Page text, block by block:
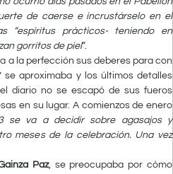
de caerse e incrustárselo en el
“espíritus prácticos- teniendo en
gorritos de piel“.
a la perfección sus deberes para con
se aproximaba y los últimos detalles
diario no se escapó de sus fueros
en su lugar. A comienzos de enero
se va a decidir sobre agasajos y
meses de la celebración. Una vez
Paz, se preocupaba por cómo